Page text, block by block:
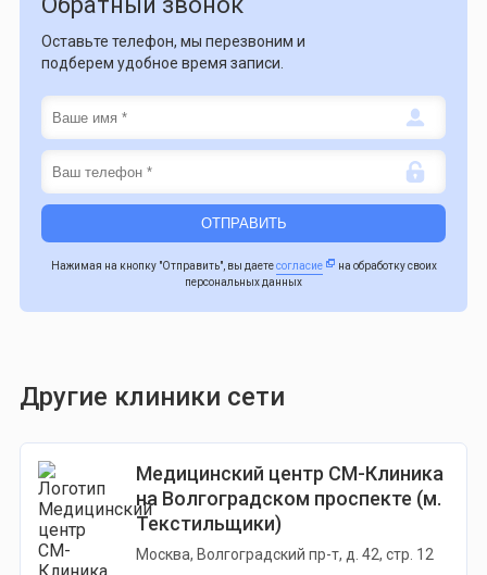
Оставьте телефон, мы перезвоним и
подберем удобное время записи.
Нажимая на кнопку "Отправить", вы даетесогласие
на обработку своих
персональных данных
Другие клиники сети
Медицинский центр СМ-Клиника
на Волгоградском проспекте (м.
Текстильщики)
Москва, Волгоградский пр-т, д. 42, стр. 12